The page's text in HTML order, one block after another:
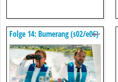
Folge 14: Bumerang (s02/e06)